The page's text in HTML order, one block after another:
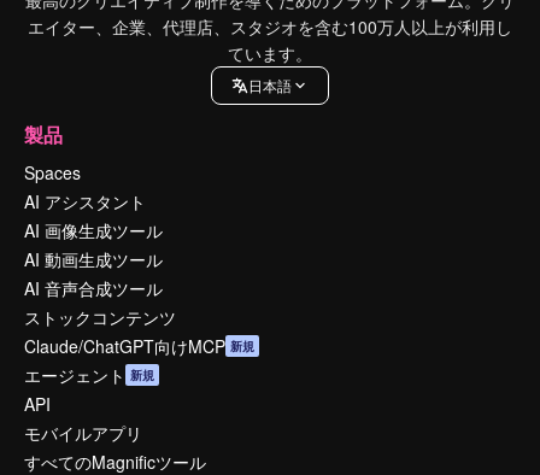
エイター、企業、代理店、スタジオを含む100万人以上が利用し
ています。
日本語
製品
Spaces
AI アシスタント
AI 画像生成ツール
AI 動画生成ツール
AI 音声合成ツール
ストックコンテンツ
Claude/ChatGPT向けMCP 新規
エージェント 新規
API
モバイルアプリ
すべてのMagnificツール